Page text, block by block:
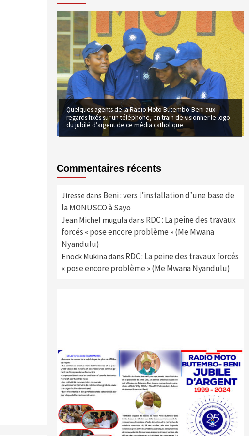
Quelques agents de la Radio Moto Butembo-Beni aux
regards fixés sur un téléphone, en train de visionner le logo
du jubilé d’argent de ce média catholique.
Commentaires récents
Jiresse dans Beni : vers l’installation d’une base de
la MONUSCO à Sayo
Jean Michel mugula dans RDC : La peine des travaux
forcés « pose encore problème » (Me Mwana
Nyandulu)
Enock Mukina dans RDC : La peine des travaux forcés
« pose encore problème » (Me Mwana Nyandulu)